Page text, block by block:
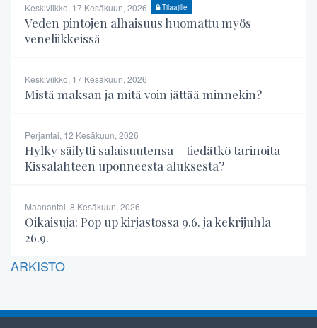
Keskiviikko, 17 Kesäkuun, 2026 Tilaajille
Veden pintojen alhaisuus huomattu myös
veneliikkeissä
Keskiviikko, 17 Kesäkuun, 2026
Mistä maksan ja mitä voin jättää minnekin?
Perjantai, 12 Kesäkuun, 2026
Hylky säilytti salaisuutensa – tiedätkö tarinoita
Kissalahteen uponneesta aluksesta?
Maanantai, 8 Kesäkuun, 2026
Oikaisuja: Pop up kirjastossa 9.6. ja kekrijuhla
26.9.
ARKISTO